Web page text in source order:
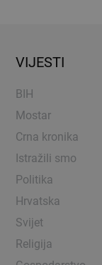
VIJESTI
BIH
Mostar
Crna kronika
Istražili smo
Politika
Hrvatska
Svijet
Religija